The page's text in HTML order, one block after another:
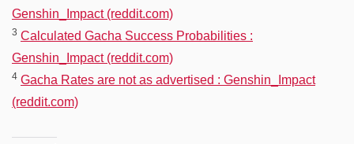
Genshin_Impact (reddit.com)
3 Calculated Gacha Success Probabilities :
Genshin_Impact (reddit.com)
4 Gacha Rates are not as advertised : Genshin_Impact
(reddit.com)